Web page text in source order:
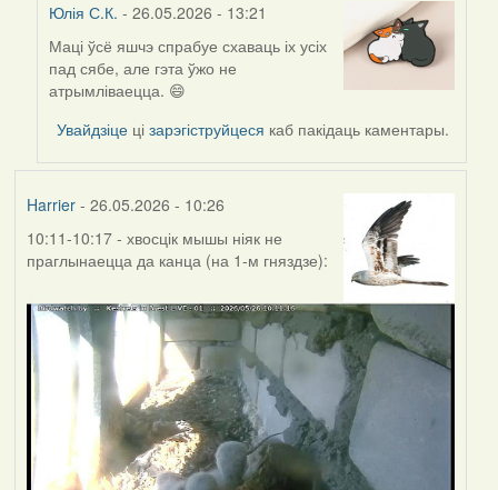
Юлія С.К. - 26.05.2026 - 13:21
In
reply
to
by
Harrier
Маці ўсё яшчэ спрабуе схаваць іх усіх
пад сябе, але гэта ўжо не
атрымліваецца. 😄
Увайдзіце цізарэгіструйцеся каб пакідаць каментары.
Harrier- 26.05.2026 - 10:26
10:11-10:17 - хвосцік мышы ніяк не
праглынаецца да канца (на 1-м гняздзе):